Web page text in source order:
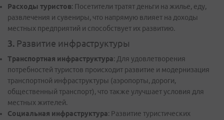
Расходы туристов: Посетители тратят деньги на жилье, еду,
развлечения и сувениры, что напрямую влияет на доходы
местных предприятий и способствует их развитию.
3. Развитие инфраструктуры
Транспортная инфраструктура: Для удовлетворения
потребностей туристов происходит развитие и модернизация
транспортной инфраструктуры (аэропорты, дороги,
общественный транспорт), что также улучшает условия для
местных жителей.
Социальная инфраструктура: Развитие туристических